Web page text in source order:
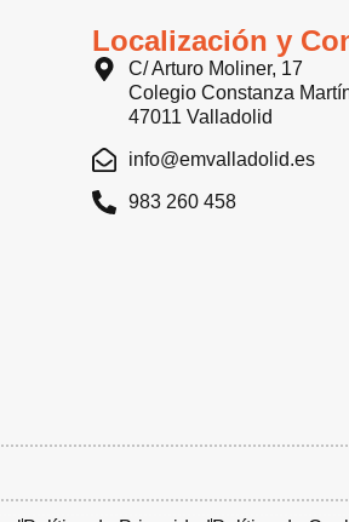
Localización y
C/ Arturo Moliner, 17
Colegio Constanza
47011 Valladolid
info@emvalladolid.es
983 260 458